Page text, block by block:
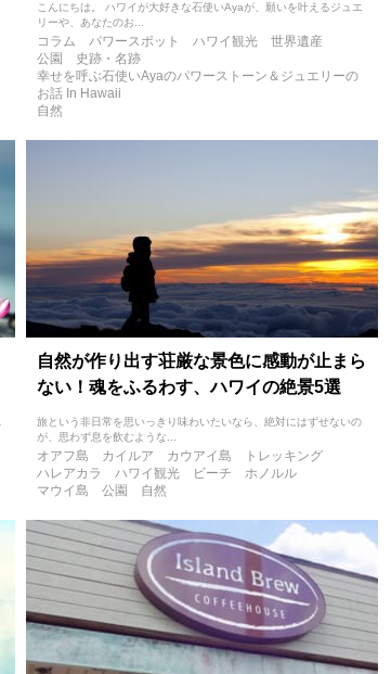
こんにちは。 ハワイが大好きな石使いAyaが、願いを叶えるジュエ
リーや、あなたのお...
コラム パワースポット ハワイ観光
世界遺産
公園
史跡・名跡
幸せを呼ぶ石使いAyaのパワーストーン＆ジュエリーの
お話 In Hawaii
自然
自然が作り出す荘厳な景色に感動が止まら
ない！魂をふるわす、ハワイの絶景5選
旅という非日常を思いっきり味わいたいなら、絶対にはずせないの
が、思わず息を飲むような...
オアフ島 カイルア カウアイ島
トレッキング
ハレアカラ
ハワイ観光 ビーチ
ホノルル
マウイ島
公園 自然